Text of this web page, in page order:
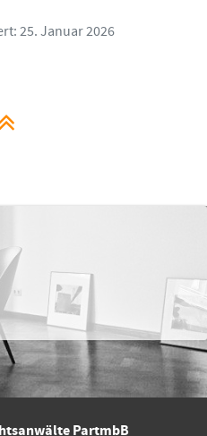
25. Januar 2026
PartmbB